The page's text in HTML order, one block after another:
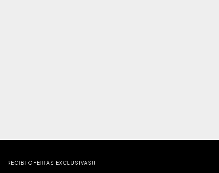
RECIBI OFERTAS EXCLUSIVAS!!